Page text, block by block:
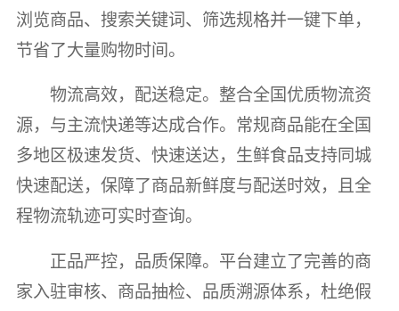
浏览商品、搜索关键词、筛选规格并一键下单，
节省了大量购物时间。
物流高效，配送稳定。整合全国优质物流资
源，与主流快递等达成合作。常规商品能在全国
多地区极速发货、快速送达，生鲜食品支持同城
快速配送，保障了商品新鲜度与配送时效，且全
程物流轨迹可实时查询。
正品严控，品质保障。平台建立了完善的商
家入驻审核、商品抽检、品质溯源体系，杜绝假